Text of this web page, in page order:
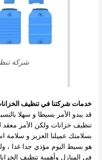
شركة
خدمات شركتنا في تنظيف
قد يبدو الأمر بسيطا و سهلا
تنظيف خزانات ولكن الأمر معقد
بسلامتك عميلنا العزيز و
هو بسيط اليوم مؤذي جدا غدا ،
في المنازل وأهمية تنظيف